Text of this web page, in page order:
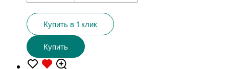
Купить в 1 клик
Купить